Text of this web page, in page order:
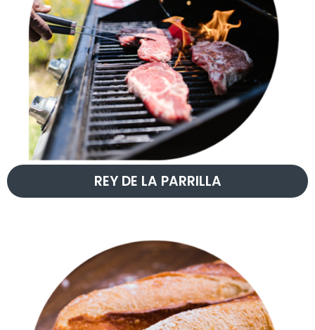
REY DE LA PARRILLA